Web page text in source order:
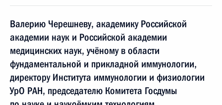
Валерию Черешневу, академику Российской
академии наук и Российской академии
медицинских наук, учёному в области
фундаментальной и прикладной иммунологии,
директору Института иммунологии и физиологии
УрО РАН, председателю Комитета Госдумы